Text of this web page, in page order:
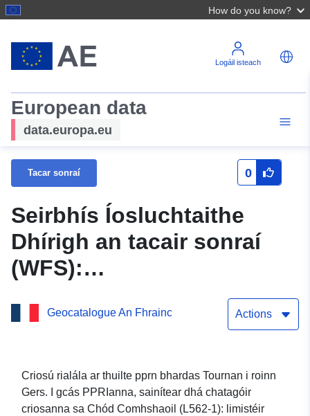
How do you know?
Logáil isteach
European data
data.europa.eu
Tacar sonraí 0
Seirbhís Íosluchtaithe
Dhírigh an tacair sonraí
(WFS):
Seirbhís Íosluchtaithe
(WFS):
Geocatalogue An Fhrainc Actions
Criosú rialála ar thuilte pprn bhardas Tournan i roinn
Gers. I gcás PPRIanna, sainítear dhá chatagóir
criosanna sa Chód Comhshaoil (L562-1): limistéir